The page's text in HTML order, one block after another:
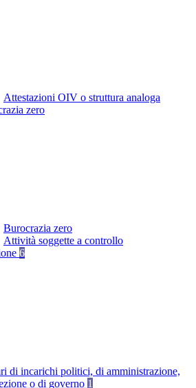
Attestazioni OIV o struttura analoga
zero
Burocrazia zero
Attività soggette a controllo
6
di incarichi politici, di amministrazione,
o di governo 1